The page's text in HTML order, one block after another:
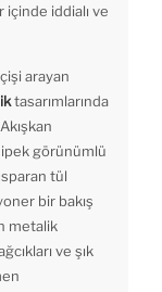
iddialı ve
arayan
tasarımlarında
ipek görünümlü
tül
bir bakış
metalik
ve şık